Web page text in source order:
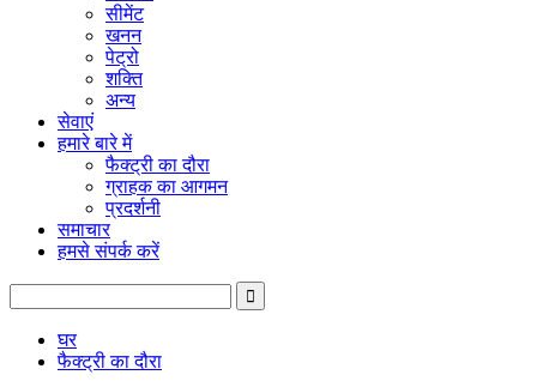
सीमेंट
खनन
पेट्रो
शक्ति
अन्य
सेवाएं
हमारे बारे में
फैक्ट्री का दौरा
ग्राहक का आगमन
प्रदर्शनी
समाचार
हमसे संपर्क करें
घर
फैक्ट्री का दौरा